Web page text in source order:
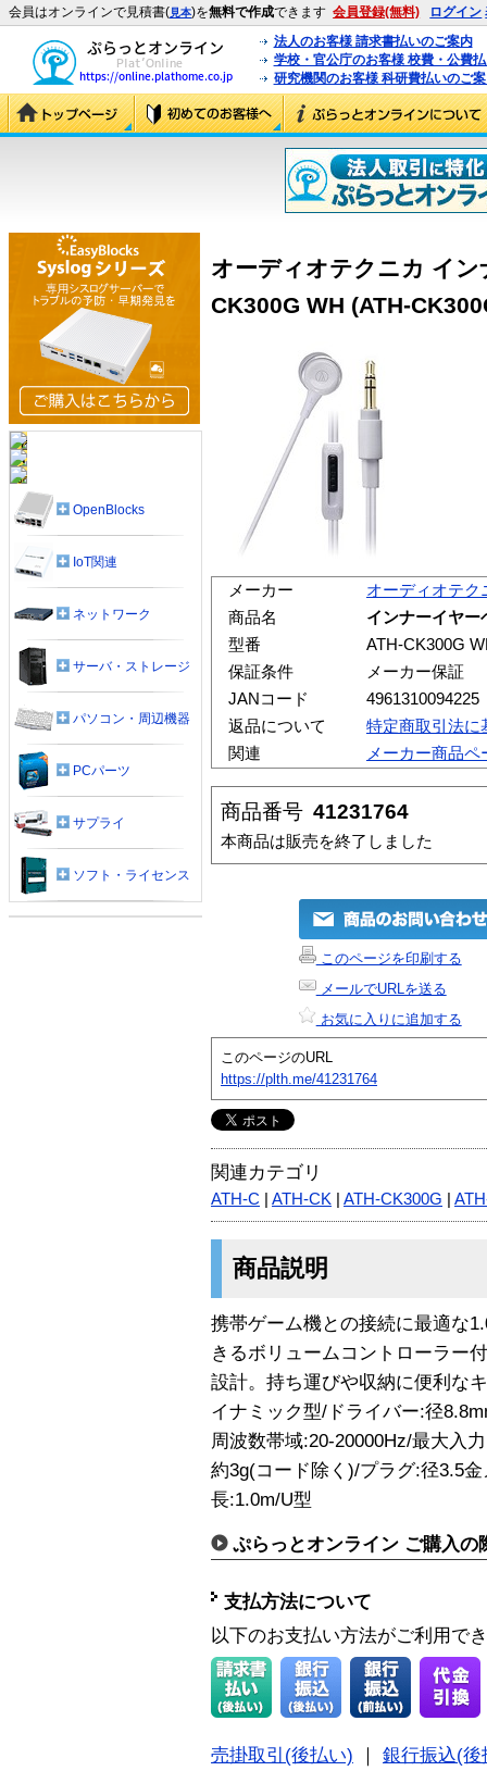
会員はオンラインで見積書(見本)を無料で作成できます 会員登録(無料) ログイン
法人のお客様 請求書払いのご案内
学校・官公庁のお客様 校費・公費
研究機関のお客様 科研費払いのご
オーディオテクニカ イ
CK300G WH (ATH-
メーカー
オーディオテク
商品名
インナーイヤー
型番
ATH-CK300G
保証条件
メーカー保証
JANコード
4961310094225
返品について
特定商取引法に
関連
メーカー商品ペ
商品番号 41231764
本商品は販売を終了しました
このページを印刷する
メールでURLを送る
お気に入りに追加する
このページのURL
https://plth.me/41231764
関連カテゴリ
ATH-C ATH-CK ATH-CK300G
商品説明
携帯ゲーム機との接続に最適な
きるボリュームコントローラー
設計。持ち運びや収納に便利な
イナミック型/ドライバー:径
周波数帯域:20-20000Hz/最大入
約3g(コード除く)/プラグ:径3.5
長:1.0m/U型
ぷらっとオンライン ご購入の
支払方法について
以下のお支払い方法がご利用で
売掛取引(後払い)
銀行振込(後
OpenBlocks
IoT関連
ネットワーク
サーバ・ストレージ
パソコン・周辺機器
PCパーツ
サプライ
ソフト・ライセンス